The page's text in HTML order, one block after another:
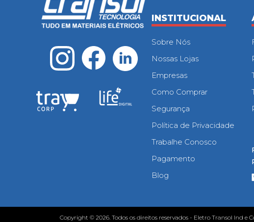
INSTITUCIONAL
Sobre Nós
Nossas Lojas
Empresas
Como Comprar
Segurança
Política de Privacidade
Trabalhe Conosco
Pagamento
Blog
Copyright © 2026. Todos os direitos reservados - Eletro Transol Ind e